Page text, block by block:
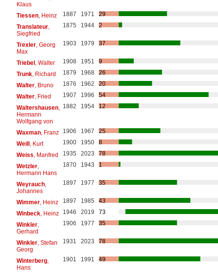
Klaus
Tiessen, Heinz 1887 1971
29
Translateur,
Siegfried
1875 1944 2
Trexler, Georg
Max
1903 1979 37
Triebel, Walter 1908 1951
9
Trunk, Richard 1879 1968
26
Walter, Bruno 1876 1962
20
Walter, Fried 1907 1996
54
Waltershausen,
Hermann
Wolfgang von
1882 1954 12
Waxman, Franz 1906 1967
25
Weill, Kurt 1900 1950
8
Weiss , Manfred 1935 2023
78
Wetzler,
Hermann Hans
1870 1943 1
Weyrauch,
Johannes
1897 1977 35
Wimmer, Heinz 1897 1985
43
Winbeck, Heinz 1946 2019
73
Winkler,
Gerhard
1906 1977 35
Winkler, Stefan
Georg
1931 2023 78
Winterberg,
Hans
1901 1991 49